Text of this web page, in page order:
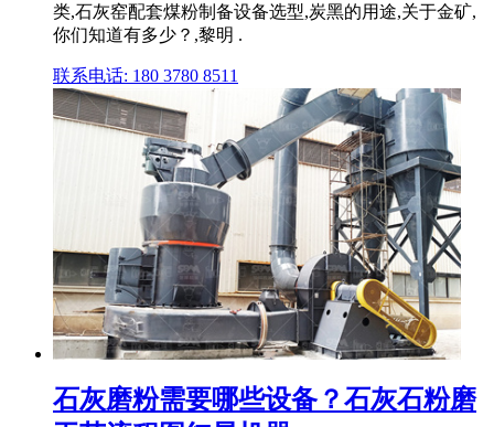
类,石灰窑配套煤粉制备设备选型,炭黑的用途,关于金矿,
你们知道有多少？,黎明 .
联系电话: 180 3780 8511
石灰磨粉需要哪些设备？石灰石粉磨